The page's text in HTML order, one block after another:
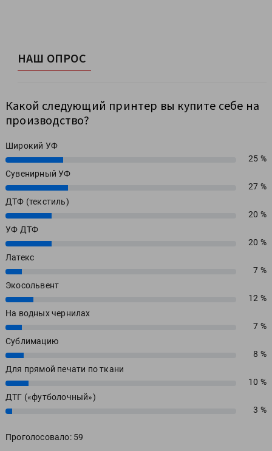
НАШ ОПРОС
Какой следующий принтер вы купите себе на
производство?
Широкий УФ
25%
25 %
Сувенирный УФ
27%
27 %
ДТФ (текстиль)
20%
20 %
УФ ДТФ
20%
20 %
Латекс
7%
7 %
Экосольвент
12%
12 %
На водных чернилах
7%
7 %
Сублимацию
8%
8 %
Для прямой печати по ткани
10%
10 %
ДТГ («футболочный»)
3% 3 %
Проголосовало: 59